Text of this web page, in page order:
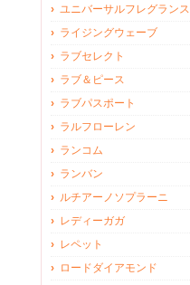
ユニバーサルフレグランス
ライジングウェーブ
ラブセレクト
ラブ＆ピース
ラブパスポート
ラルフローレン
ランコム
ランバン
ルチアーノソプラーニ
レディーガガ
レペット
ロードダイアモンド